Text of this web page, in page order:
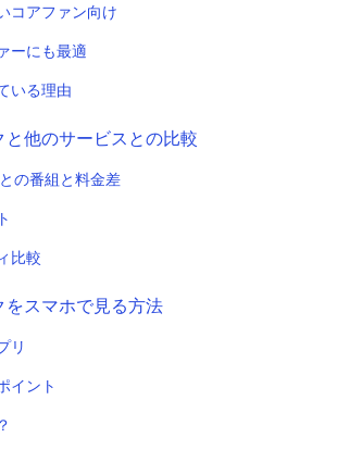
コアファン向け
ーにも最適
いる理由
他のサービスとの比較
の番組と料金差
比較
をスマホで見る方法
リ
イント